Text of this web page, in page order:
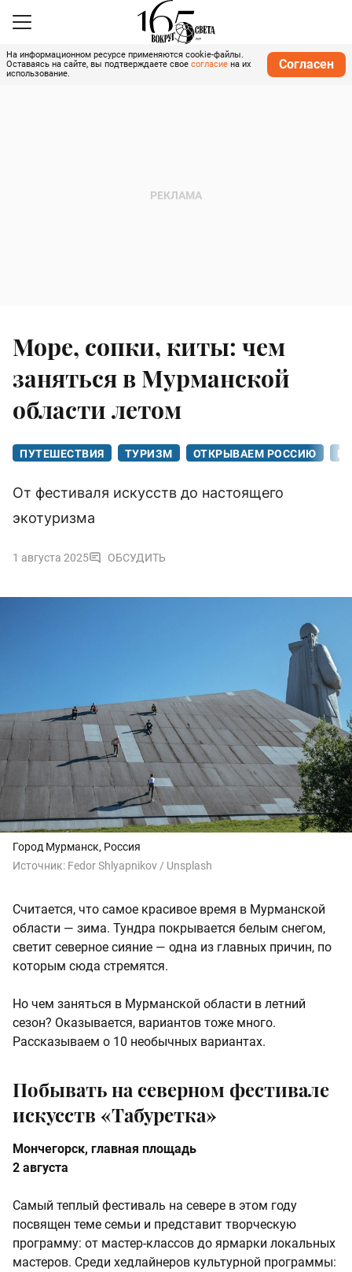
На информационном ресурсе применяются cookie-файлы.
Оставаясь на сайте, вы подтверждаете свое согласие на их
использование.
Согласен
Море, сопки, киты: чем
заняться в Мурманской
области летом
ПУТЕШЕСТВИЯ ТУРИЗМ ОТКРЫВАЕМ РОССИЮ
От фестиваля искусств до настоящего
экотуризма
1 августа 2025 ОБСУДИТЬ
Город Мурманск, Россия
Источник: Fedor Shlyapnikov / Unsplash
Считается, что самое красивое время в Мурманской
области — зима. Тундра покрывается белым снегом,
светит северное сияние — одна из главных причин, по
которым сюда стремятся.
Но чем заняться в Мурманской области в летний
сезон? Оказывается, вариантов тоже много.
Рассказываем о 10 необычных вариантах.
Побывать на северном фестивале
искусств «Табуретка»
Мончегорск, главная площадь
2 августа
Самый теплый фестиваль на севере в этом году
посвящен теме семьи и представит творческую
программу: от мастер-классов до ярмарки локальных
мастеров. Среди хедлайнеров культурной программы: